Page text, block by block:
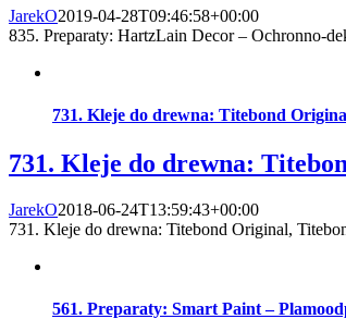
JarekO2019-04-28T09:46:58+00:00
835. Preparaty: HartzLain Decor – Ochronno-
731. Kleje do drewna: Titebond
731. Kleje do drewna:
JarekO2018-06-24T13:59:43+00:00
731. Kleje do drewna: Titebond Original,
561. Preparaty: Smart Paint –